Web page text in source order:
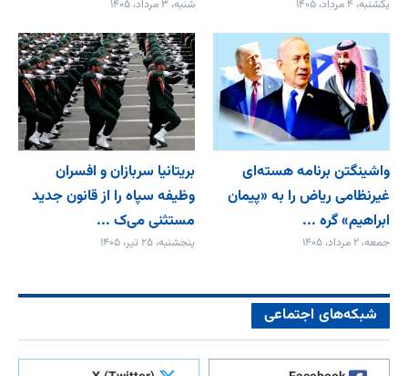
یکشنبه، ۴ مرداد، ۱۴۰۵ شنبه، ۳ مرداد، ۱۴۰۵
واشینگتن برنامه هسته‌ای
غیرنظامی ریاض را به «پیمان‌
ابراهیم» گره ...
جمعه، ۲ مرداد، ۱۴۰۵
بریتانیا سربازان و افسران
وظیفه سپاه را از قانون جدید
مستثنی می‌ک ...
پنجشنبه، ۲۵ تیر، ۱۴۰۵
شبکه‌های اجتماعی